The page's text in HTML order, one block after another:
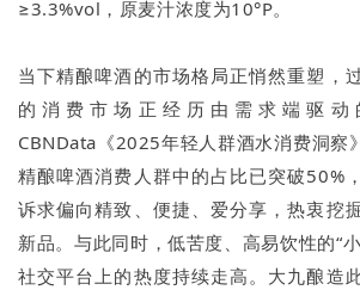
≥3.3%vol，原麦汁浓度为10°P。
当下精酿啤酒的市场格局正悄然重塑，
的消费市场正经历由需求端驱动
CBNData《2025年轻人群酒水消费洞察
精酿啤酒消费人群中的占比已突破50%
诉求偏向精致、便捷、爱分享，热衷挖
新品。与此同时，低苦度、高易饮性的“
社交平台上的热度持续走高。大九酿造